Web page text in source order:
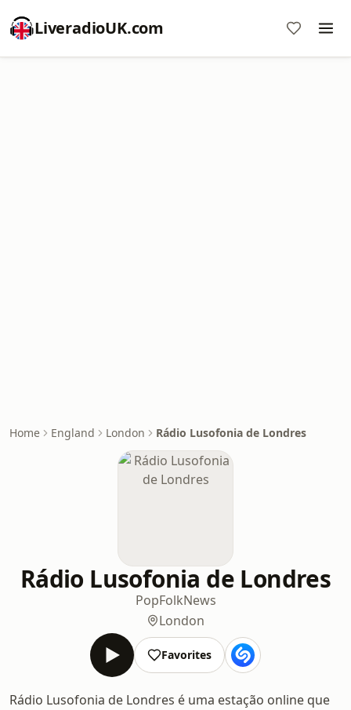
LiveradioUK.com
Home England London Rádio Lusofonia de Londres
Rádio Lusofonia de Londres
PopFolkNews
London
Favorites
Rádio Lusofonia de Londres é uma estação online que